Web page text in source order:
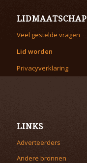
LIDMAATSCHAP
Veel gestelde vragen
Lid worden
Privacyverklaring
LINKS
Adverteerders
Andere bronnen